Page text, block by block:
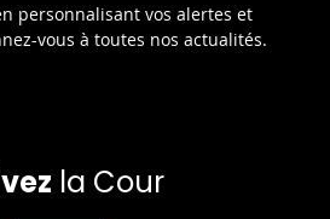
personnalisant vos alertes et
vous à toutes nos actualités.
la Cour